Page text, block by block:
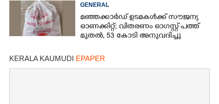
GENERAL
മഞ്ഞക്കാർഡ് ഉടമകൾക്ക് സൗജന്യ
ഓണക്കിറ്റ്; വിതരണം ഓഗസ്റ്റ് പത്ത്
മുതൽ, 53 കോടി അനുവദിച്ചു
KERALA KAUMUDI EPAPER